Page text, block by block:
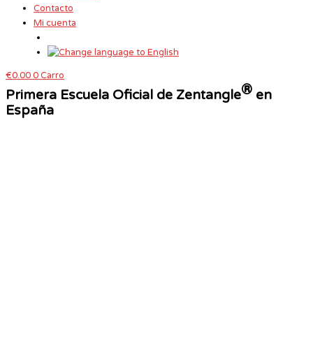
Contacto
Mi cuenta
€0.000Carro
Primera Escuela Oficial de Zentangle® en
España